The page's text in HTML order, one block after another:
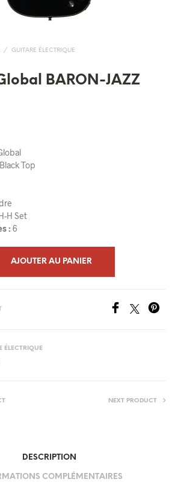
/ GUITARE ÉLECTRIQUE
BARON-JAZZ
Black Top
H Set
: 6
AJOUTER AU PANIER
ÉLECTRIQUE
NEXT PRODUCT
DESCRIPTION
COMPLÉMENTAIRES